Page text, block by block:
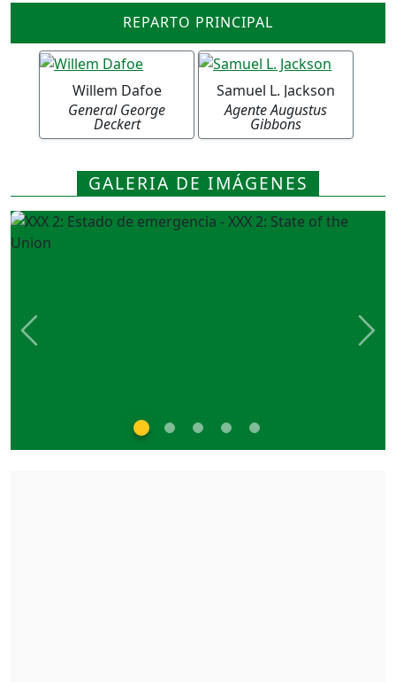
REPARTO PRINCIPAL
Willem Dafoe
General George
Deckert
Samuel L. Jackson
Agente Augustus
Gibbons
GALERIA DE IMÁGENES
Previous Next